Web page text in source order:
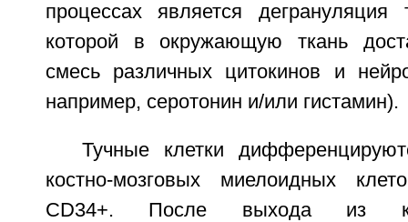
процессах является дегрануляция
которой в окружающую ткань
смесь различных цитокинов и
например, серотонин и/или гистамин).
Тучные клетки
костно-мозговых миелоидных
CD34+. После выхода из